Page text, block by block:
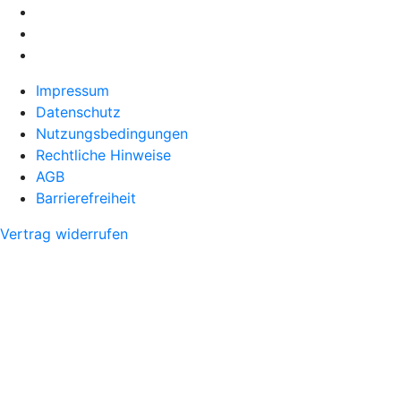
Impressum
Datenschutz
Nutzungsbedingungen
Rechtliche Hinweise
AGB
Barrierefreiheit
Vertrag widerrufen